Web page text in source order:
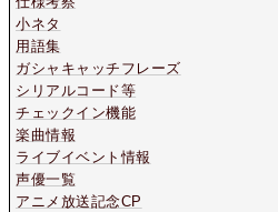
小ネタ
用語集
ガシャキャッチフレーズ
シリアルコード等
チェックイン機能
楽曲情報
ライブイベント情報
声優一覧
アニメ放送記念CP